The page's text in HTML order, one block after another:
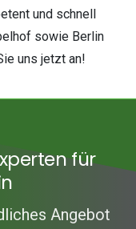
und schnell
sowie Berlin
uns jetzt an!
für
Angebot